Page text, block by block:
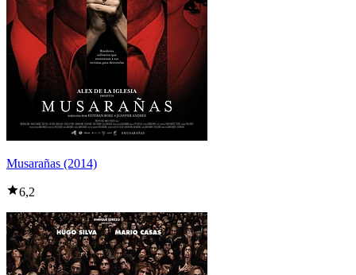
Musarañas (2014)
6,2